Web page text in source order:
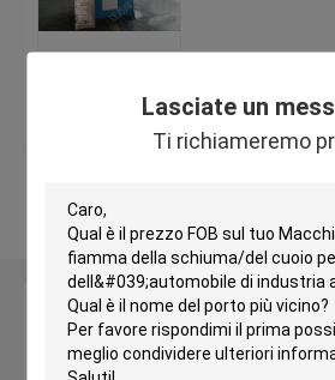
Lasciate un
Ti richiameremo
Macchina di taglio del rotolo
Macchina della taglierina della
Tagliatrice del rotolo del
Macchina di diffusione
Miglior prezzo
Lasciate un
Ti richiameremo